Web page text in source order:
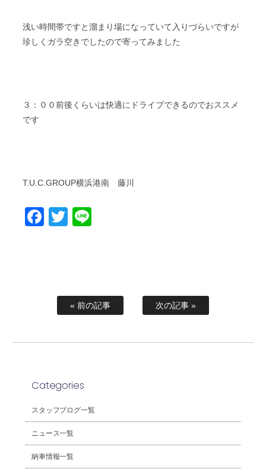
浅い時間帯ですと溜まり場になっていて入りづらいですが
珍しくガラ空きでしたので寄ってみました
３：００前後くらいは快適にドライブできるのでおススメ
です
T.U.C.GROUP横浜港南 藤川
Facebook
Twitter
« 前の記事 次の記事 »
Categories
スタッフブログ一覧
ニュース一覧
納車情報一覧